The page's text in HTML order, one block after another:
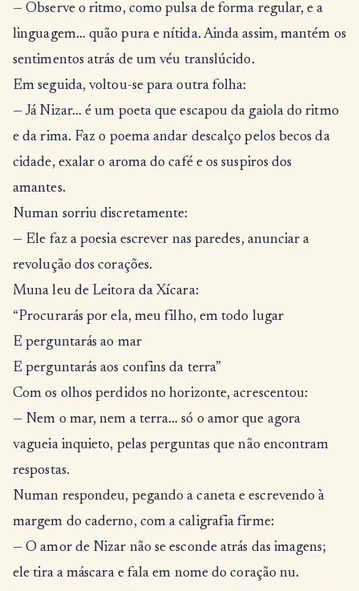
— Observe o ritmo, como pulsa de forma regular, e a
linguagem… quão pura e nítida. Ainda assim, mantém os
sentimentos atrás de um véu translúcido.
Em seguida, voltou-se para outra folha:
— Já Nizar… é um poeta que escapou da gaiola do ritmo
e da rima. Faz o poema andar descalço pelos becos da
cidade, exalar o aroma do café e os suspiros dos
amantes.
Numan sorriu discretamente:
— Ele faz a poesia escrever nas paredes, anunciar a
revolução dos corações.
Muna leu de Leitora da Xícara:
“Procurarás por ela, meu filho, em todo lugar
E perguntarás ao mar
E perguntarás aos confins da terra”
Com os olhos perdidos no horizonte, acrescentou:
— Nem o mar, nem a terra… só o amor que agora
vagueia inquieto, pelas perguntas que não encontram
respostas.
Numan respondeu, pegando a caneta e escrevendo à
margem do caderno, com a caligrafia firme:
— O amor de Nizar não se esconde atrás das imagens;
ele tira a máscara e fala em nome do coração nu.